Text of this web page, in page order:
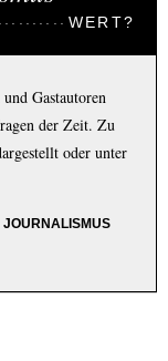
WERT?
Gastautoren
der Zeit. Zu
oder unter
JOURNALISMUS